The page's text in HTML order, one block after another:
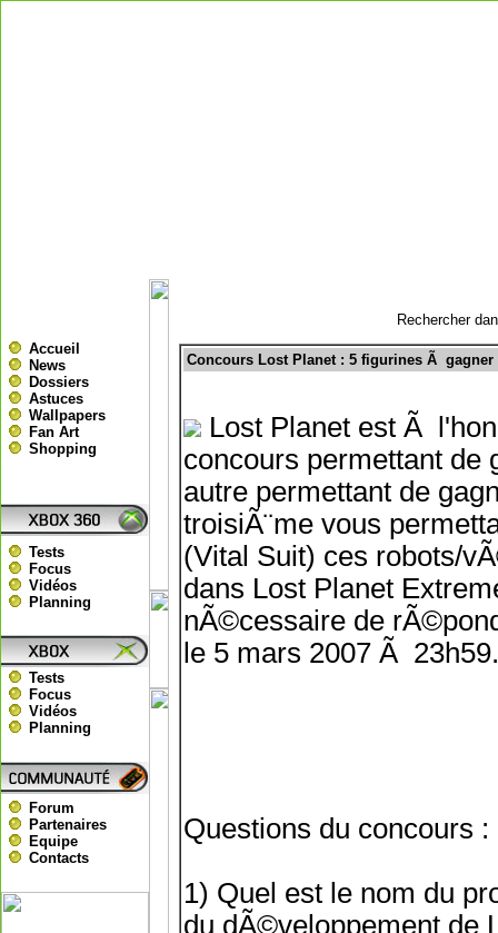
Accueil
News
Dossiers
Astuces
Wallpapers
Fan Art
Shopping
Tests
Focus
Vidéos
Planning
Tests
Focus
Vidéos
Planning
Forum
Partenaires
Equipe
Contacts
Rechercher
Concours Lost Planet : 5 figurines Ã gagner
Lost Planet est Ã
concours permettant de
autre permettant de
troisiÃ¨me vous
(Vital Suit) ces robots/
dans Lost Planet
nÃ©cessaire de
le 5 mars 2007 Ã 23h59.
Questions du concours :
1) Quel est le nom du
du dÃ©veloppement de